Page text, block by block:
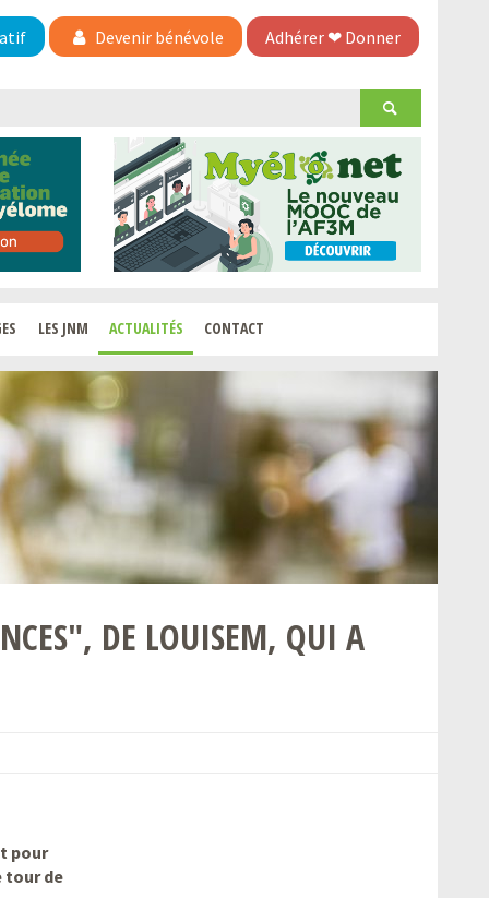
Devenir bénévole Adhérer ❤ Donner
LES JNM ACTUALITÉS CONTACT
DE LOUISEM, QUI A
pour
tour de